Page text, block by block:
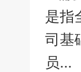
是指
司基
员...